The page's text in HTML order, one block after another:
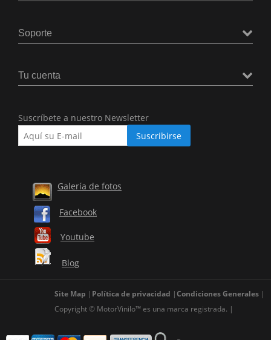
Soporte
Tu cuenta
Suscríbete a nuestro Newsletter
Galería de fotos
Facebook
Youtube
Blog
Site Map Política de privacidad
Condiciones Generales
Copyright © MotorVinilo™ es una marca registrada.